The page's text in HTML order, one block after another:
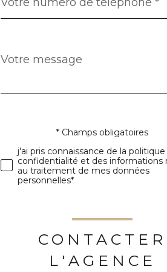
Fieldset
défaut
Message
*
Validation* Champs obligatoires
j'ai pris connaissance de la politique
confidentialité et des informations
au traitement de mes données
personnelles*
CONTACTER
L'AGENCE